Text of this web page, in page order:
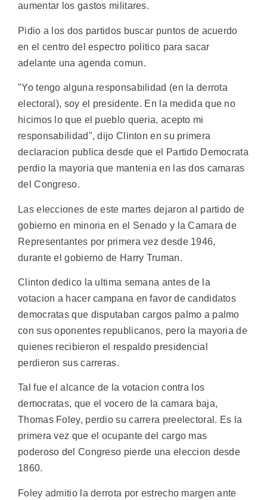
aumentar los gastos militares.
Pidio a los dos partidos buscar puntos de acuerdo
en el centro del espectro politico para sacar
adelante una agenda comun.
"Yo tengo alguna responsabilidad (en la derrota
electoral), soy el presidente. En la medida que no
hicimos lo que el pueblo queria, acepto mi
responsabilidad", dijo Clinton en su primera
declaracion publica desde que el Partido Democrata
perdio la mayoria que mantenia en las dos camaras
del Congreso.
Las elecciones de este martes dejaron al partido de
gobierno en minoria en el Senado y la Camara de
Representantes por primera vez desde 1946,
durante el gobierno de Harry Truman.
Clinton dedico la ultima semana antes de la
votacion a hacer campana en favor de candidatos
democratas que disputaban cargos palmo a palmo
con sus oponentes republicanos, pero la mayoria de
quienes recibieron el respaldo presidencial
perdieron sus carreras.
Tal fue el alcance de la votacion contra los
democratas, que el vocero de la camara baja,
Thomas Foley, perdio su carrera preelectoral. Es la
primera vez que el ocupante del cargo mas
poderoso del Congreso pierde una eleccion desde
1860.
Foley admitio la derrota por estrecho margen ante